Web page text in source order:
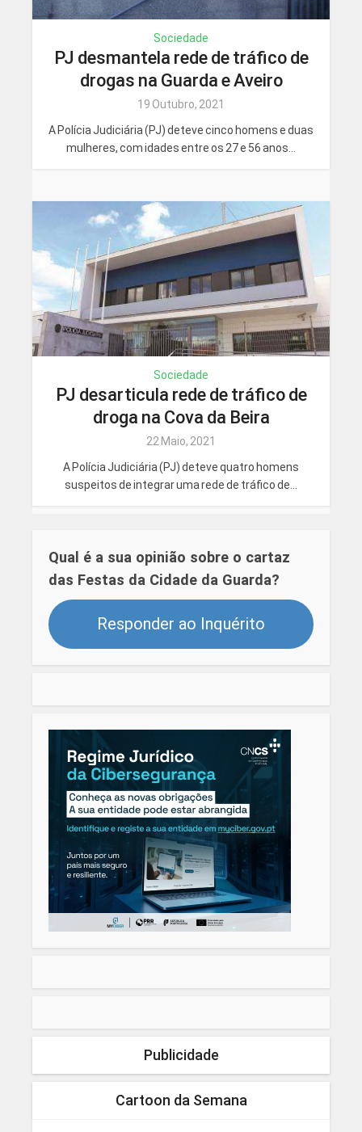
Sociedade
PJ desmantela rede de tráfico de
drogas na Guarda e Aveiro
19 Outubro, 2021
A Polícia Judiciária (PJ) deteve cinco homens e duas
mulheres, com idades entre os 27 e 56 anos...
Sociedade
PJ desarticula rede de tráfico de
droga na Cova da Beira
22 Maio, 2021
A Polícia Judiciária (PJ) deteve quatro homens
suspeitos de integrar uma rede de tráfico de...
Qual é a sua opinião sobre o cartaz
das Festas da Cidade da Guarda?
Responder ao Inquérito
Publicidade
Cartoon da Semana